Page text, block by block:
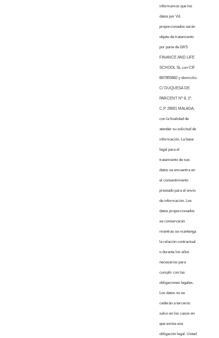
informamos que los
datos por Vd.
proporcionados serán
objeto de tratamiento
por parte de LWS
FINANCE AND LIFE
SCHOOL SL con CIF
B67855882 y domicilio
C/ DUQUESA DE
PARCENT Nº 8, 1º,
C.P. 29001 MALAGA,
con la finalidad de
atender su solicitud de
información. La base
legal para el
tratamiento de sus
datos se encuentra en
el consentimiento
prestado para el envío
de información. Los
datos proporcionados
se conservarán
mientras se mantenga
la relación contractual
o durante los años
necesarios para
cumplir con las
obligaciones legales.
Los datos no se
cederán a terceros
salvo en los casos en
que exista una
obligación legal. Usted